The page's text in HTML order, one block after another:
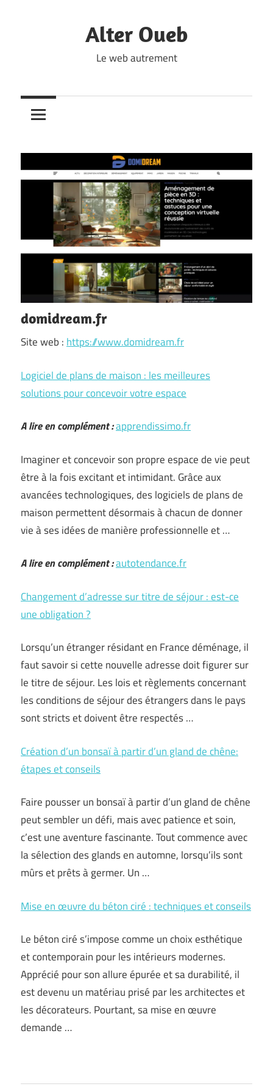
Alter Oueb
Le web autrement
domidream.fr
Site web : https://www.domidream.fr
Logiciel de plans de maison : les meilleures
solutions pour concevoir votre espace
A lire en complément :apprendissimo.fr
Imaginer et concevoir son propre espace de vie peut
être à la fois excitant et intimidant. Grâce aux
avancées technologiques, des logiciels de plans de
maison permettent désormais à chacun de donner
vie à ses idées de manière professionnelle et …
A lire en complément :autotendance.fr
Changement d’adresse sur titre de séjour : est-ce
une obligation ?
Lorsqu’un étranger résidant en France déménage, il
faut savoir si cette nouvelle adresse doit figurer sur
le titre de séjour. Les lois et règlements concernant
les conditions de séjour des étrangers dans le pays
sont stricts et doivent être respectés …
Création d’un bonsaï à partir d’un gland de chêne:
étapes et conseils
Faire pousser un bonsaï à partir d’un gland de chêne
peut sembler un défi, mais avec patience et soin,
c’est une aventure fascinante. Tout commence avec
la sélection des glands en automne, lorsqu’ils sont
mûrs et prêts à germer. Un …
Mise en œuvre du béton ciré : techniques et conseils
Le béton ciré s’impose comme un choix esthétique
et contemporain pour les intérieurs modernes.
Apprécié pour son allure épurée et sa durabilité, il
est devenu un matériau prisé par les architectes et
les décorateurs. Pourtant, sa mise en œuvre
demande …